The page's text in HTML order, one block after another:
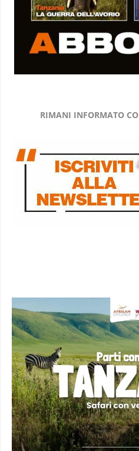
RIMANI INFORMATO